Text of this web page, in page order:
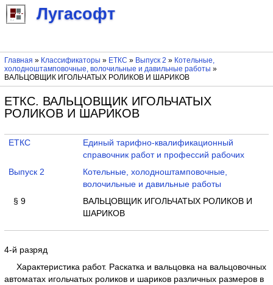
Лугасофт
Главная » Классификаторы » ЕТКС » Выпуск 2 » Котельные,
холодноштамповочные, волочильные и давильные работы »
ВАЛЬЦОВЩИК ИГОЛЬЧАТЫХ РОЛИКОВ И ШАРИКОВ
ЕТКС. ВАЛЬЦОВЩИК ИГОЛЬЧАТЫХ
РОЛИКОВ И ШАРИКОВ
ЕТКС
Единый тарифно-квалификационный
справочник работ и профессий рабочих
Выпуск 2
Котельные, холодноштамповочные,
волочильные и давильные работы
§ 9
ВАЛЬЦОВЩИК ИГОЛЬЧАТЫХ РОЛИКОВ И
ШАРИКОВ
4-й разряд
Характеристика работ. Раскатка и вальцовка на вальцовочных
автоматах игольчатых роликов и шариков различных размеров в